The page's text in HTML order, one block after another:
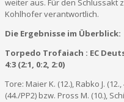
weiter aus. Für den Schlussakt
Kohlhofer verantwortlich.
Die Ergebnisse im Überblick:
Torpedo Trofaiach : EC
4:3 (2:1, 0:2, 2:0)
Tore: Maier K. (12.), Rabko J.
(44./PP2) bzw. Pross M. (10.),